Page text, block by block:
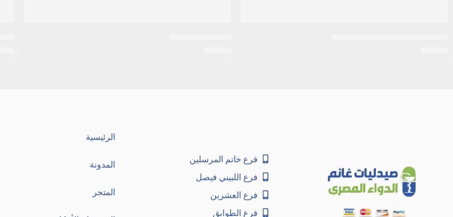
فرع خاتم المرسلين
فرع اللبيني فيصل
فرع العشرين
فرع الطوابق
الرئيسية
المدونة
المتجر